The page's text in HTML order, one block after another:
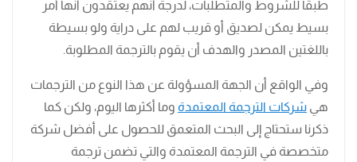
طبقًا للشروط والمتطلبات، لدرجة أنهم يعتقدون أنها أمر
بسيط يمكن لصديق أو قريب لهم على دراية ولو بسيطة
باللغتين المصدر والهدف أن يقوم بالترجمة المطلوبة.
وفي الواقع أن الجهة المسؤولة عن هذا النوع من الترجمات
هي شركات الترجمة المعتمدة وما أكثرها اليوم، ولكن كما
ذكرنا ستحتاج إلى البحث المتعمق للحصول على أفضل شركة
متخصصة في الترجمة المعتمدة والتي تضمن ترجمة